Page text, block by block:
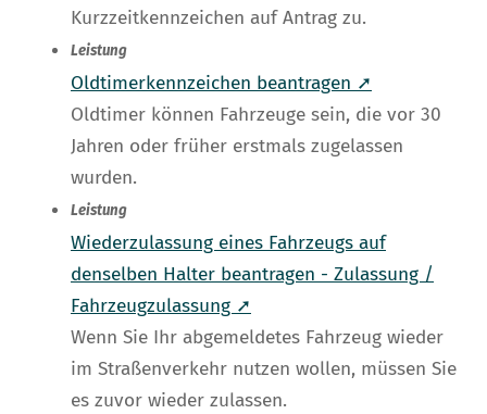
Kurzzeitkennzeichen auf Antrag zu.
Leistung
Oldtimerkennzeichen beantragen ➚
Oldtimer können Fahrzeuge sein, die vor 30
Jahren oder früher erstmals zugelassen
wurden.
Leistung
Wiederzulassung eines Fahrzeugs auf
denselben Halter beantragen - Zulassung /
Fahrzeugzulassung ➚
Wenn Sie Ihr abgemeldetes Fahrzeug wieder
im Straßenverkehr nutzen wollen, müssen Sie
es zuvor wieder zulassen.